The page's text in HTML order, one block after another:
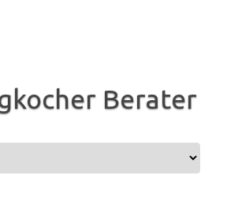
Berater